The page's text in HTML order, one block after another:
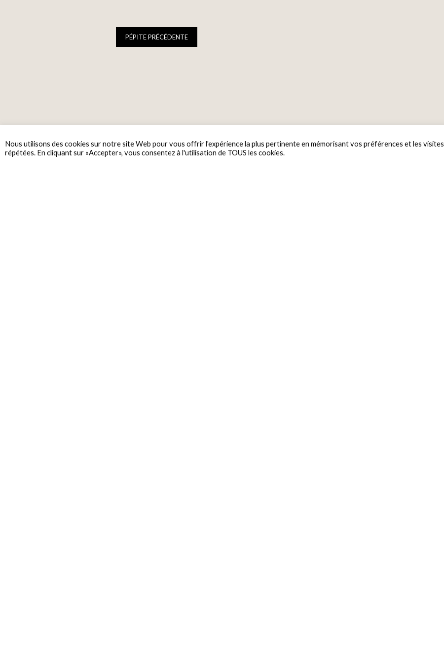
PÉPITE PRÉCÉDENTE
Nous utilisons des cookies sur notre site Web pour vous offrir l'expérience la plus pertinente en mémorisant vos préférences et les visites
répétées. En cliquant sur «Accepter», vous consentez à l'utilisation de TOUS les cookies.